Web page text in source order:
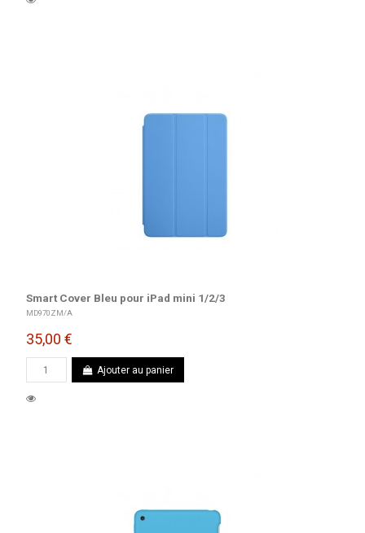
Smart Cover Bleu pour iPad mini 1/2/3
MD970ZM/A
35,00 €
Ajouter au panier